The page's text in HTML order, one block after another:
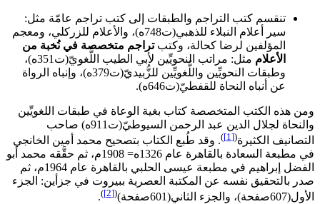
تنقسم كتب التراجم والطبقات إلى كتب تراجم عامّة مثل:
سير أعلام النبلاء للذهبي(ت748ه)، والأعلام للزركلي، ومعجم
المؤلفين لرضا كحالة، وكتبتراجم متخصصة في نُخبة من
الأعلام
مثل: مراتب النحويِّين لأبي الطيب اللُّغويّ(ت351ه)،
وطبقات النحويِّين واللُّغويِّين للزُّبيديّ(ت379ه)، وإنباه الرواة
عن أنباه النحاة للقفطيّ(ت646ه).
ومن هذه الكتب المتخصصة كتاب بغية الوعاة في طبقات اللغويِّين
والنحاة لجلال الدين عبد الرحمن السيوطيّ(ت911ه) صاحب
التصانيف الكثيرة(
[1]
). وقد طُبع الكتاب بتصحيح محمد أمين الخانجي
في مطبعة السعادة بالقاهرة عام 1326ه= 1908م، ثم حقَّقه محمد أبو
الفضل إبراهيم في مطبعة عيسى الحلبي بالقاهرة عام 1964م، ثم
صدر بالتحقيق نفسه عن المكتبة العصرية ببيروت في جزأين: الجزء
الأول(607صفحة)، والجزء الثاني(601صفحة)
(
[2]
)
.